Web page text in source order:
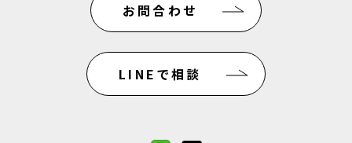
お問合わせ
LINEで相談